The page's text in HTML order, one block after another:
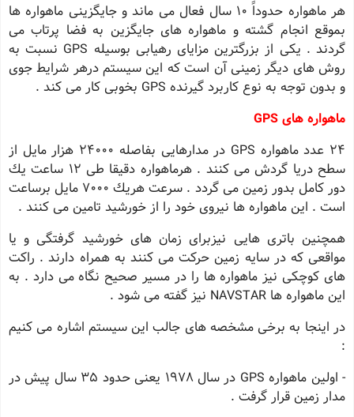
هر ماهواره حدوداً 10 سال فعال می ماند و جایگزینی ماهواره ها
بموقع انجام گشته و ماهواره های جایگزین به فضا پرتاب می
گردند . یكی از بزرگترین مزایای رهیابی بوسیله GPS نسبت به
روش های دیگر زمینی آن است كه این سیستم درهر شرایط جوی
و بدون توجه به نوع كاربرد گیرنده GPS بخوبی كار می كند .
ماهواره های GPS
24 عدد ماهواره GPS در مدارهایی بفاصله 24000 هزار مایل از
سطح دریا گردش می كنند . هرماهواره دقیقا طی 12 ساعت یك
دور كامل بدور زمین می گردد . سرعت هریك 7000 مایل برساعت
است . این ماهواره ها نیروی خود را از خورشید تامین می كنند .
همچنین باتری هایی نیزبرای زمان های خورشید گرفتگی و یا
مواقعی كه در سایه زمین حركت می كنند به همراه دارند . راكت
های كوچكی نیز ماهواره ها را در مسیر صحیح نگاه می دارد . به
این ماهواره ها NAVSTAR نیز گفته می شود .
در اینجا به برخی مشخصه های جالب این سیستم اشاره می كنیم
:
- اولین ماهواره GPS در سال 1978 یعنی حدود 35 سال پیش در
مدار زمین قرار گرفت .